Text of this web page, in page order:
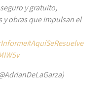
y gratuito,
y obras que impulsan el
#AquíSeResuelve